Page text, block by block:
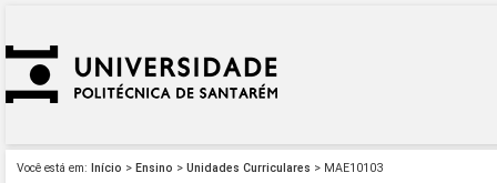
Você está em: Início > Ensino > Unidades Curriculares > MAE10103